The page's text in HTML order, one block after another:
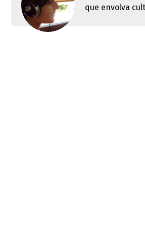
que envolva